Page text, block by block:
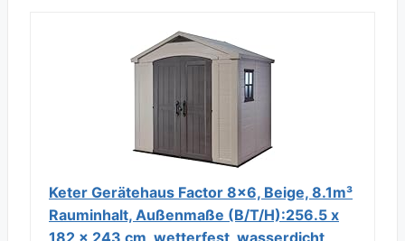
Keter Gerätehaus Factor 8x6, Beige, 8.1m³
Rauminhalt, Außenmaße (B/T/H):256.5 x